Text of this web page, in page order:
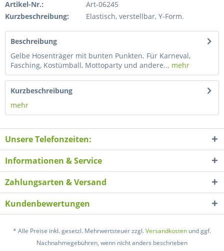
Artikel-Nr.:
Art-06245
Kurzbeschreibung:
Elastisch, verstellbar, Y-Form.
Beschreibung
Gelbe Hosenträger mit bunten Punkten. Für Karneval,
Fasching, Kostümball, Mottoparty und andere... mehr
Kurzbeschreibung
mehr
Unsere Telefonzeiten:
Informationen & Service
Zahlungsarten & Versand
Kundenbewertungen
* Alle Preise inkl. gesetzl. Mehrwertsteuer zzgl.Versandkosten und ggf.
Nachnahmegebühren, wenn nicht anders beschrieben